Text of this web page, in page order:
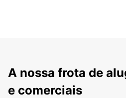
A nossa frota de
e comerciais